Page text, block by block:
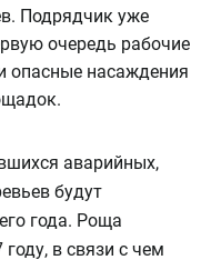
Подрядчик уже
очередь рабочие
опасные насаждения
аварийных,
будут
года. Роща
в связи с чем